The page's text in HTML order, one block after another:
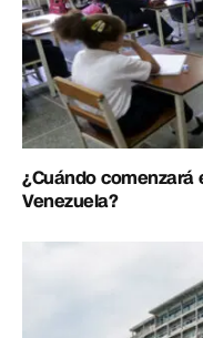
¿Cuándo
Venezuela?